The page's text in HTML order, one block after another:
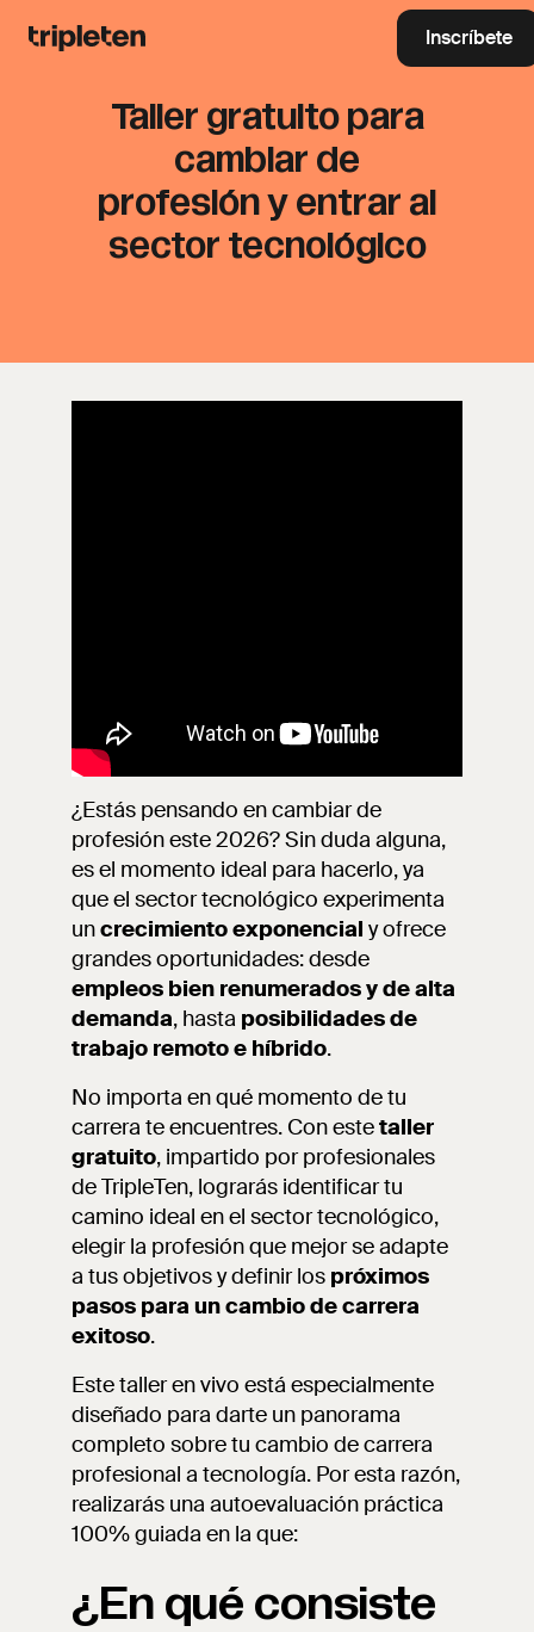
Inscríbete
Taller gratuito para
cambiar de
profesión y entrar al
sector tecnológico
¿Estás pensando en cambiar de
profesión este 2026? Sin duda alguna,
es el momento ideal para hacerlo, ya
que el sector tecnológico experimenta
uncrecimiento exponencial y ofrece
grandes oportunidades: desde
empleos bien renumerados y de alta
demanda, hasta posibilidades de
trabajo remoto e híbrido.
No importa en qué momento de tu
carrera te encuentres. Con estetaller
gratuito, impartido por profesionales
de TripleTen, lograrás identificar tu
camino ideal en el sector tecnológico,
elegir la profesión que mejor se adapte
a tus objetivos y definir los próximos
pasos para un cambio de carrera
exitoso.
Este taller en vivo está especialmente
diseñado para darte un panorama
completo sobre tu cambio de carrera
profesional a tecnología. Por esta razón,
realizarás una autoevaluación práctica
100% guiada en la que:
¿En qué consiste